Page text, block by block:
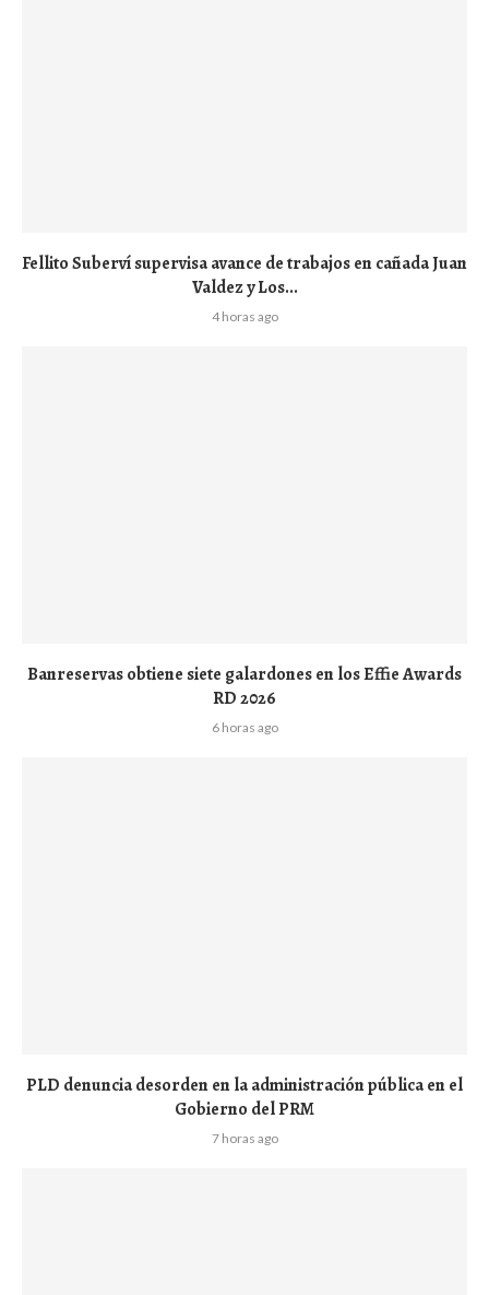
Fellito Suberví supervisa avance de trabajos en cañada Juan
Valdez y Los...
4 horas ago
Banreservas obtiene siete galardones en los Effie Awards
RD 2026
6 horas ago
PLD denuncia desorden en la administración pública en el
Gobierno del PRM
7 horas ago